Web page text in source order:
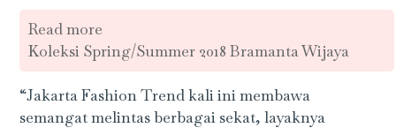
Read more
Koleksi Spring/Summer 2018 Bramanta Wijaya
“Jakarta Fashion Trend kali ini membawa
semangat melintas berbagai sekat, layaknya